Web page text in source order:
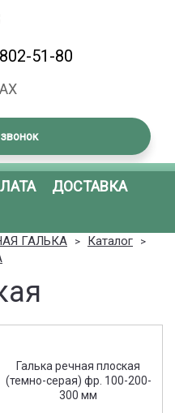
51-80
ДОСТАВКА
ГАЛЬКА > Каталог >
Галька речная плоская
(темно-серая) фр. 100-200-
300 мм